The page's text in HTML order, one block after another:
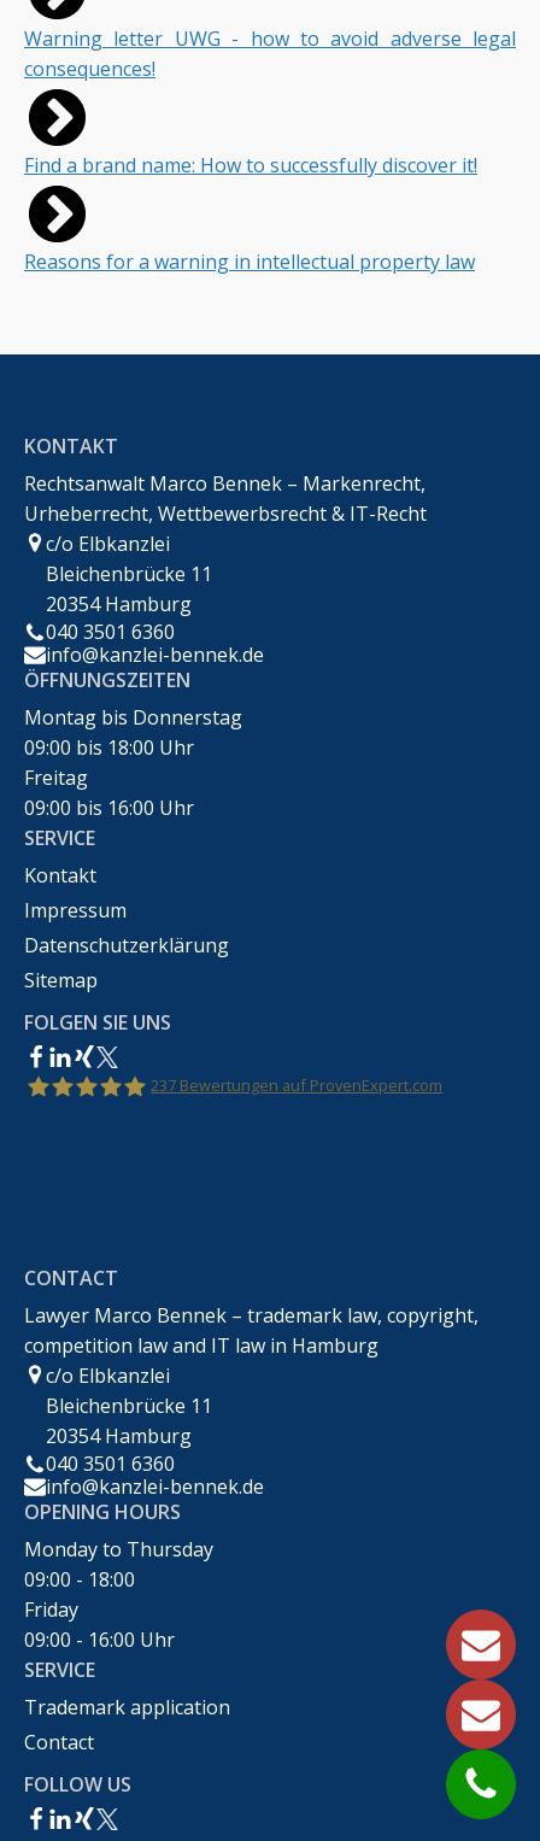
Warning letter UWG - how to avoid adverse legal
consequences!
Find a brand name: How to successfully discover it!
Reasons for a warning in intellectual property law
KONTAKT
Rechtsanwalt Marco Bennek – Markenrecht,
Urheberrecht, Wettbewerbsrecht & IT-Recht
c/o Elbkanzlei
Bleichenbrücke 11
20354 Hamburg
040 3501 6360
info@kanzlei-bennek.de
ÖFFNUNGSZEITEN
Montag bis Donnerstag
09:00 bis 18:00 Uhr
Freitag
09:00 bis 16:00 Uhr
SERVICE
Kontakt
Impressum
Datenschutzerklärung
Sitemap
FOLGEN SIE UNS
237 Bewertungen auf ProvenExpert.com
CONTACT
Lawyer Marco Bennek – trademark law, copyright,
competition law and IT law in Hamburg
c/o Elbkanzlei
Bleichenbrücke 11
20354 Hamburg
040 3501 6360
info@kanzlei-bennek.de
OPENING HOURS
Monday to Thursday
09:00 - 18:00
Friday
09:00 - 16:00 Uhr
SERVICE
Trademark application
Contact
FOLLOW US